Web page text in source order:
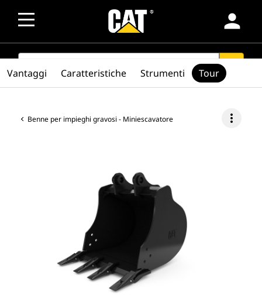
person
SEARCH search
Benne per impieghi gravosi - Miniescavatore more_vert
Vantaggi Caratteristiche Strumenti Tour